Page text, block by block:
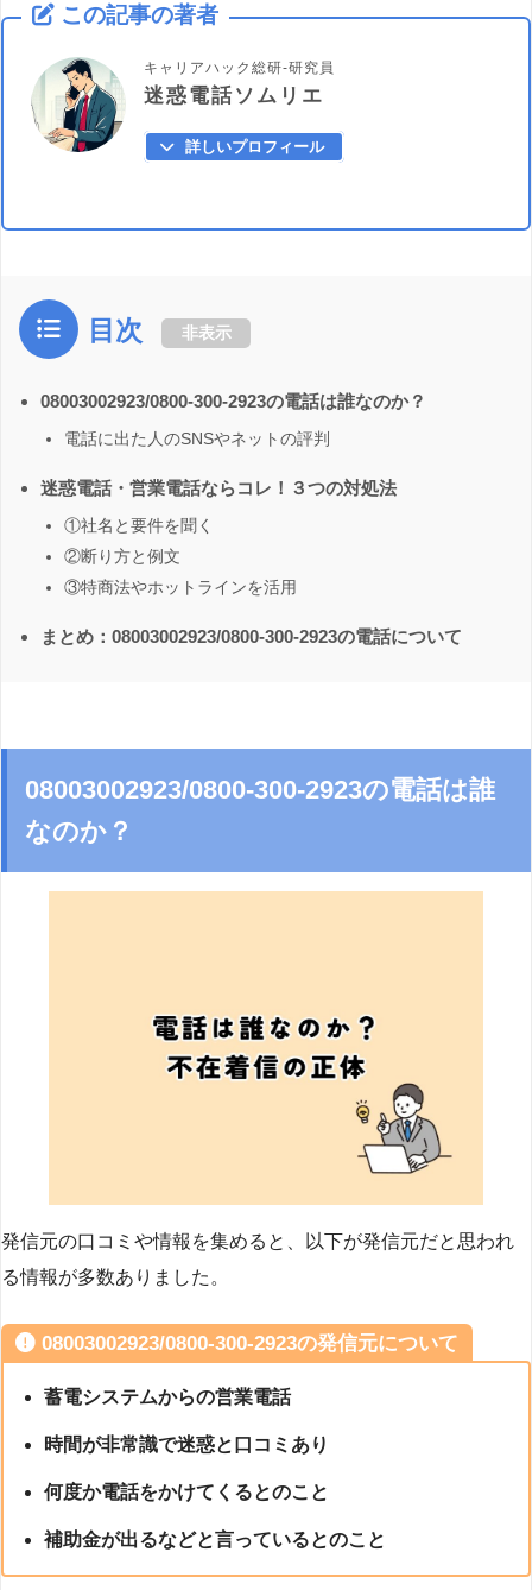
この記事の著者
キャリアハック総研-研究員
迷惑電話ソムリエ
詳しいプロフィール
目次 非表示
08003002923/0800-300-2923の電話は誰なのか？
電話に出た人のSNSやネットの評判
迷惑電話・営業電話ならコレ！３つの対処法
①社名と要件を聞く
②断り方と例文
③特商法やホットラインを活用
まとめ：08003002923/0800-300-2923の電話について
08003002923/0800-300-2923の電話は誰
なのか？
発信元の口コミや情報を集めると、以下が発信元だと思われ
る情報が多数ありました。
08003002923/0800-300-2923の発信元について
蓄電システムからの営業電話
時間が非常識で迷惑と口コミあり
何度か電話をかけてくるとのこと
補助金が出るなどと言っているとのこと